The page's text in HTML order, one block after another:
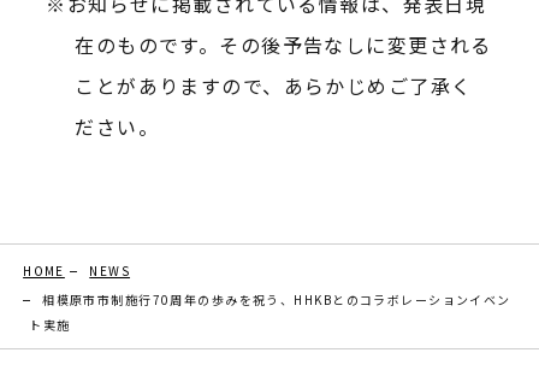
在のものです。その後予告なしに変更される
ことがありますので、あらかじめご了承く
ださい。
HOME
NEWS
相模原市市制施行70周年の歩みを祝う、HHKBとのコラボレーションイベン
ト実施